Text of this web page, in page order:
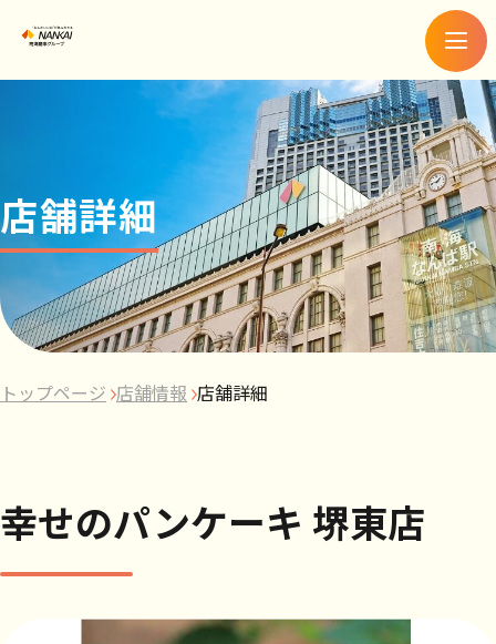
メ
ニ
ュ
ー
店舗詳細
トップページ 店舗情報 店舗詳細
幸せのパンケーキ 堺東店